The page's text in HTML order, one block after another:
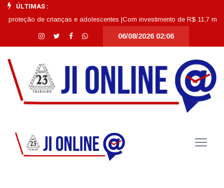
ÚLTIMAS :
de crianças e adolescentes |Com investimento de R$ 11,7
06/08/2026 02:06